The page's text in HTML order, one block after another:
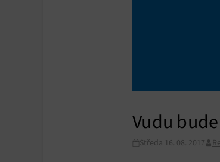
Vudu
Středa 16. 08. 2017